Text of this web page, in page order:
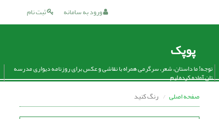
ثبت نام ورود به سامانه
پوپک
توجه! ما داستان، شعر، سرگرمی همراه با نقاشی و عکس برای روزنامه دیواری مدرسه
تان آماده کرده ایم.
صفحه اصلی رنگ کنید